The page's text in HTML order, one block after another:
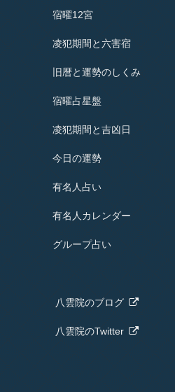
宿曜12宮
凌犯期間と六害宿
旧暦と運勢のしくみ
宿曜占星盤
凌犯期間と吉凶日
今日の運勢
有名人占い
有名人 カレンダー
グループ占い
八雲院のブログ
八雲院のTwitter